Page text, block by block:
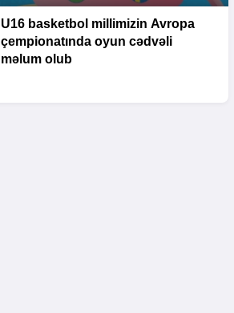
U16 basketbol millimizin Avropa
çempionatında oyun cədvəli
məlum olub